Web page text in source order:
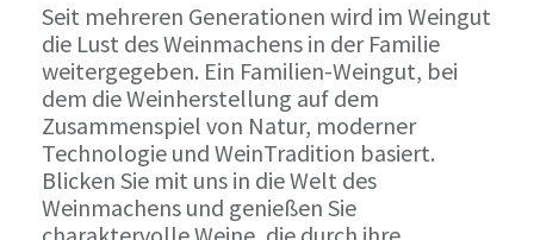
Seit mehreren Generationen wird im Weingut
die Lust des Weinmachens in der Familie
weitergegeben. Ein Familien-Weingut, bei
dem die Weinherstellung auf dem
Zusammenspiel von Natur, moderner
Technologie und WeinTradition basiert.
Blicken Sie mit uns in die Welt des
Weinmachens und genießen Sie